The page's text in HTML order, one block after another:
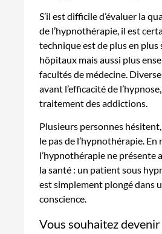
S’il est difficile d’évaluer la
de l’hypnothérapie, il est
technique est de plus en plus
hôpitaux mais aussi plus
facultés de médecine.
avant l’efficacité de
traitement des addictions.
Plusieurs personnes
le pas de l’hypnothérapie. En
l’hypnothérapie ne présente
la santé : un patient sous
est simplement plongé dans
conscience.
Vous souhaitez devenir